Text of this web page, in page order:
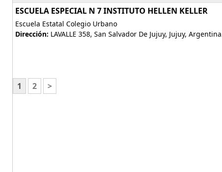
ESCUELA ESPECIAL N 7 INSTITUTO HELLEN KELLER
Escuela Estatal Colegio Urbano
Dirección: LAVALLE 358, San Salvador De Jujuy, Jujuy,
1 2 >